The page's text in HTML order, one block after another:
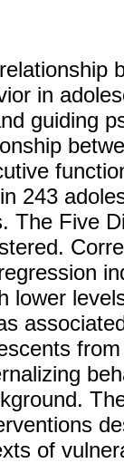
in
guiding
243
The Five
lower
of